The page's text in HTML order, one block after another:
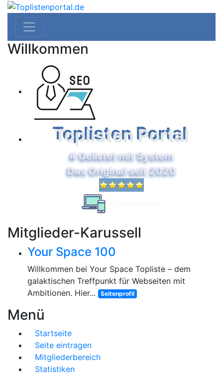
Willkommen
Toplisten Portal
# Gelistet mit System
Das Original seit 2020
Mitglieder-Karussell
Your Space 100
Willkommen bei Your Space Topliste – dem
galaktischen Treffpunkt für Webseiten mit
Ambitionen. Hier...
Seitenprofil
Menü
Startseite
Seite eintragen
Mitgliederbereich
Statistiken